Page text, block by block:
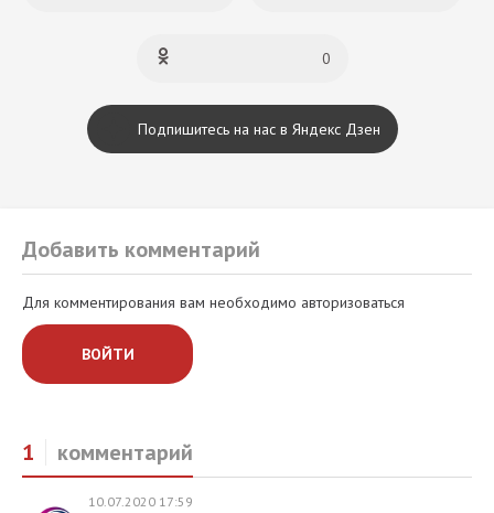
0
Подпишитесь на нас в Яндекс Дзен
Добавить комментарий
Для комментирования вам необходимо авторизоваться
ВОЙТИ
1 комментарий
10.07.2020 17:59